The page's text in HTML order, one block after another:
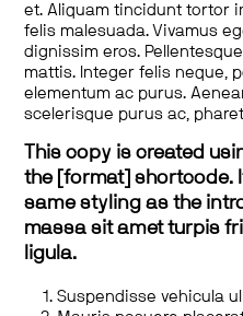
et. Aliquam tincidunt tortor
felis malesuada. Vivamus
dignissim eros.
mattis. Integer felis neque,
elementum ac purus.
scelerisque purus ac,
This copy is created
the [format] shortcode.
same styling as the
massa sit amet turpis
ligula.
Suspendisse vehicula